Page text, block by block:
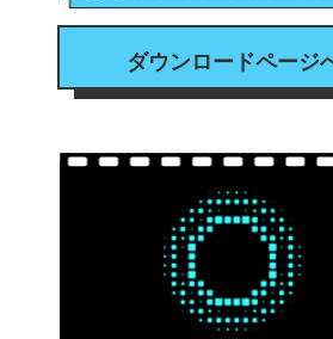
ダウンロードページ